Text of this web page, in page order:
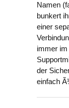
Namen
bunkert
einer
immer im
der
einfach